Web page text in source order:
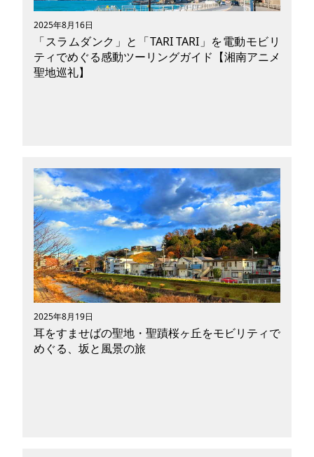
2025年8月16日
「スラムダンク」と「TARI TARI」を電動モビリ
ティでめぐる感動ツーリングガイド【湘南アニメ
聖地巡礼】
アニメの舞台を実際に訪れると、物語の記憶が風
や音とともに鮮やかによみがえってきます。それ
がもし電動モビリティやEバイクなら、坂道も海
沿いも、自分のペースで心地よく走ることができ
ます。この記事では、映画『THE FIRST SLAM
DUNK』で再注目を浴びたスラムダンクの聖地
「鎌倉高校前の踏切」や、静かな名作『TARI
TARI』の舞台である由比ヶ浜〜江の島を、電動
アシスト自転車で巡る感動のルートをご案内しま
す。
2025年8月19日
耳をすませばの聖地・聖蹟桜ヶ丘をモビリティで
めぐる、坂と風景の旅